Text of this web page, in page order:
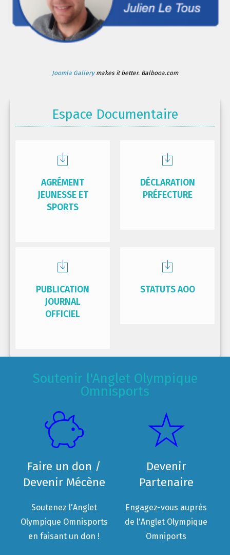
Joomla Gallerymakes it better. Balbooa.com
Espace Documentaire
AGRÉMENT
JEUNESSE ET
SPORTS
DÉCLARATION
PRÉFECTURE
PUBLICATION
JOURNAL
OFFICIEL
STATUTS AOO
Soutenir l'Anglet Olympique
Omnisports
Faire un don /
Devenir Mécène
Soutenez l'Anglet
Olympique Omnisports
en faisant un don !
Devenir
Partenaire
Engagez-vous auprès
de l'Anglet Olympique
Omniports